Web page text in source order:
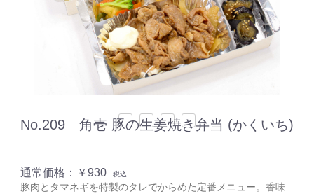
No.209 角壱 豚の生姜焼き弁当 (かくいち)
通常価格： ￥930 税込
豚肉とタマネギを特製のタレでからめた定番メニュー。香味